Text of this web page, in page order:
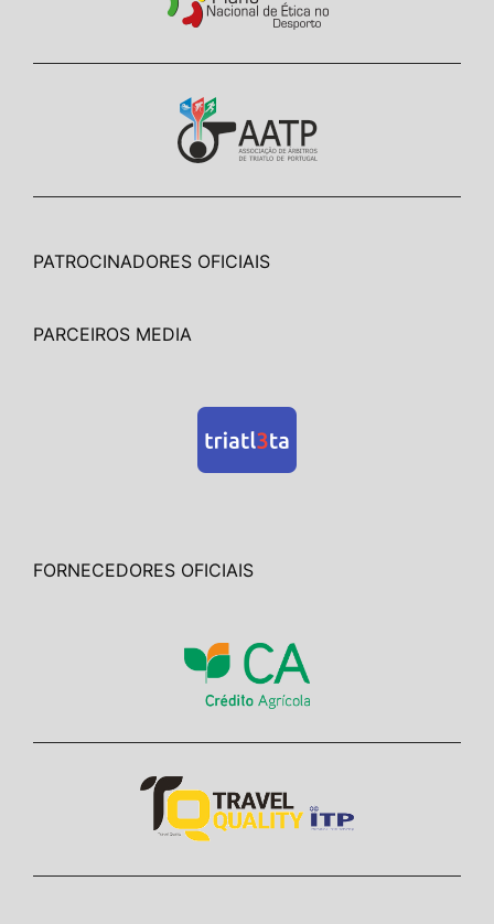
PATROCINADORES OFICIAIS
PARCEIROS MEDIA
FORNECEDORES OFICIAIS